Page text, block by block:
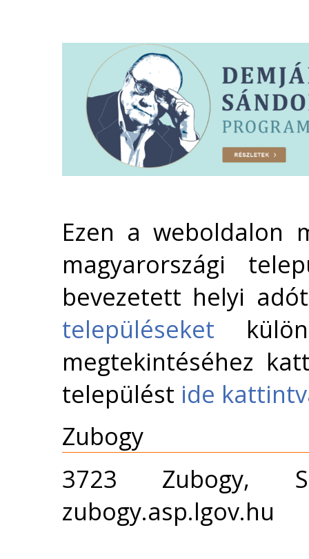
Ezen a weboldalon
magyarországi
bevezetett helyi
településeket
megtekintéséhez
települést ide
Zubogy
3723 Zubogy,
zubogy.asp.lgov.hu